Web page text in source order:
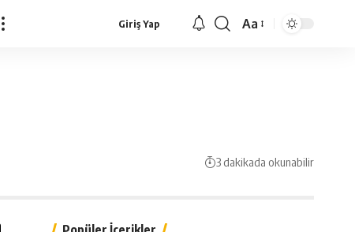
Giriş Yap
Yazı
Aa
3 dakikada okunabilir